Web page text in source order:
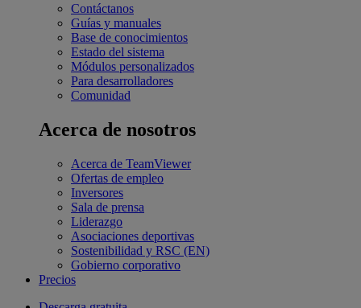
Contáctanos
Guías y manuales
Base de conocimientos
Estado del sistema
Módulos personalizados
Para desarrolladores
Comunidad
Acerca de nosotros
Acerca de TeamViewer
Ofertas de empleo
Inversores
Sala de prensa
Liderazgo
Asociaciones deportivas
Sostenibilidad y RSC (EN)
Gobierno corporativo
Precios